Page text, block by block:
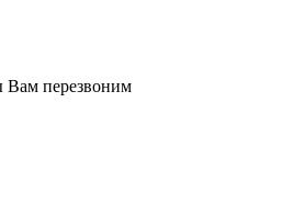
Вам перезвоним